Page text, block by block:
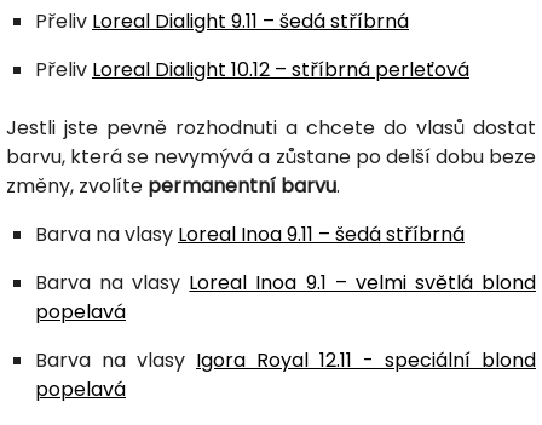
Přeliv Loreal Dialight 9.11 – šedá stříbrná
Přeliv Loreal Dialight 10.12 – stříbrná perleťová
Jestli jste pevně rozhodnuti a chcete do vlasů dostat
barvu, která se nevymývá a zůstane po delší dobu beze
změny, zvolíte permanentní barvu.
Barva na vlasy Loreal Inoa 9.11 – šedá stříbrná
Barva na vlasy Loreal Inoa 9.1 – velmi světlá blond
popelavá
Barva na vlasy Igora Royal 12.11 - speciální blond
popelavá